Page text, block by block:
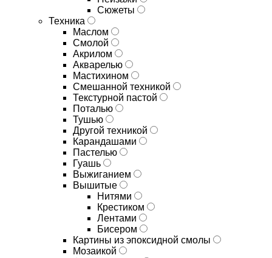
Сюжеты
Техника
Маслом
Смолой
Акрилом
Акварелью
Мастихином
Смешанной техникой
Текстурной пастой
Поталью
Тушью
Другой техникой
Карандашами
Пастелью
Гуашь
Выжиганием
Вышитые
Нитями
Крестиком
Лентами
Бисером
Картины из эпоксидной смолы
Мозаикой